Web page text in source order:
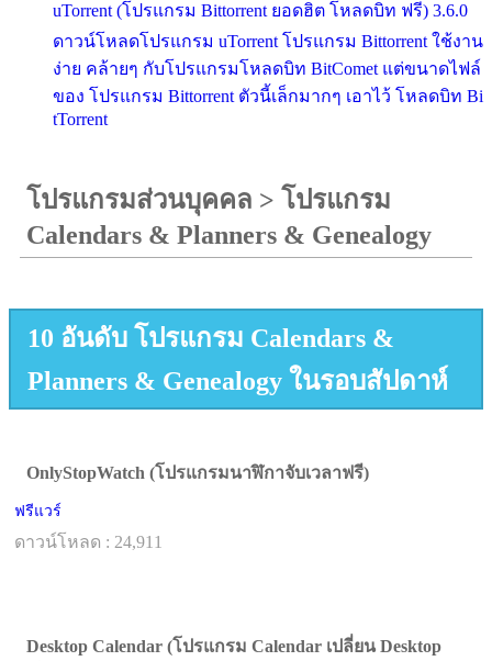
uTorrent (โปรแกรม Bittorrent ยอดฮิต โหลดบิท ฟรี) 3.6.0
ดาวน์โหลดโปรแกรม uTorrent โปรแกรม Bittorrent ใช้งาน
ง่าย คล้ายๆ กับโปรแกรมโหลดบิท BitComet แต่ขนาดไฟล์
ของ โปรแกรม Bittorrent ตัวนี้เล็กมากๆ เอาไว้ โหลดบิท Bi
tTorrent
โปรแกรมส่วนบุคคล > โปรแกรม
Calendars & Planners & Genealogy
10 อันดับ โปรแกรม Calendars &
Planners & Genealogy ในรอบสัปดาห์
OnlyStopWatch (โปรแกรมนาฬิกาจับเวลาฟรี)
ฟรีแวร์
ดาวน์โหลด : 24,911
Desktop Calendar (โปรแกรม Calendar เปลี่ยน Desktop